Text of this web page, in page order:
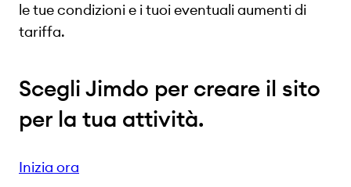
le tue condizioni e i tuoi eventuali aumenti di
tariffa.
Scegli Jimdo per creare il sito
per la tua attività.
Inizia ora